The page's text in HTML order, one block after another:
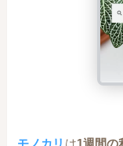
モノカリ は1週間の